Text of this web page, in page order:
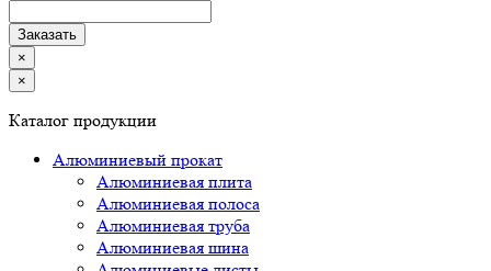
×
×
Каталог продукции
Алюминиевый прокат
Алюминиевая плита
Алюминиевая полоса
Алюминиевая труба
Алюминиевая шина